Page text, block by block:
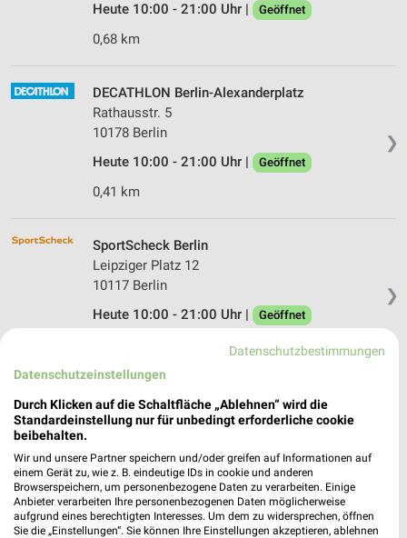
Heute 10:00 - 21:00 Uhr |
Geöffnet
0,68 km
❯
DECATHLON Berlin-Alexanderplatz
Rathausstr. 5
10178 Berlin
Heute 10:00 - 21:00 Uhr |
Geöffnet
0,41 km
❯
SportScheck Berlin
Leipziger Platz 12
10117 Berlin
Heute 10:00 - 21:00 Uhr |
Geöffnet
DECATHLON Berlin-Schlossstrasse
Schlossstrasse 110
Heute 10:00 - 20:00 Uhr | Geöffnet
8,50 km
Datenschutzbestimmungen
Datenschutzeinstellungen
Durch Klicken auf die Schaltfläche „Ablehnen“ wird die
Standardeinstellung nur für unbedingt erforderliche cookie
beibehalten.
Wir und unsere Partner speichern und/oder greifen auf Informationen auf
einem Gerät zu, wie z. B. eindeutige IDs in cookie und anderen
Browserspeichern, um personenbezogene Daten zu verarbeiten. Einige
Anbieter verarbeiten Ihre personenbezogenen Daten möglicherweise
aufgrund eines berechtigten Interesses. Um dem zu widersprechen, öffnen
Sie die „Einstellungen“. Sie können Ihre Einstellungen akzeptieren, ablehnen